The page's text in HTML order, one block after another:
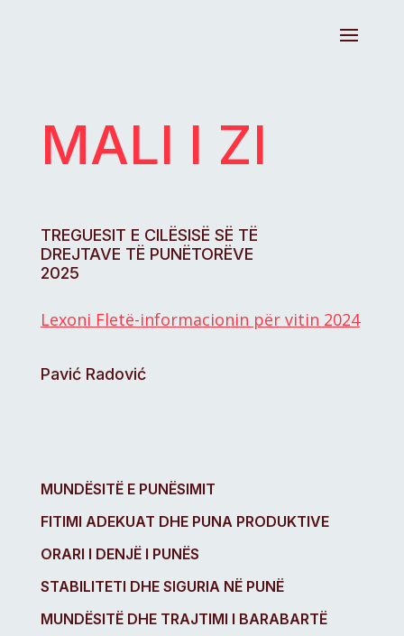
MALI I ZI
TREGUESIT E CILËSISË SË TË
DREJTAVE TË PUNËTORËVE
2025
Lexoni Fletë-informacionin për vitin 2024
Pavić Radović
MUNDËSITË E PUNËSIMIT
FITIMI ADEKUAT DHE PUNA PRODUKTIVE
ORARI I DENJË I PUNËS
STABILITETI DHE SIGURIA NË PUNË
MUNDËSITË DHE TRAJTIMI I BARABARTË